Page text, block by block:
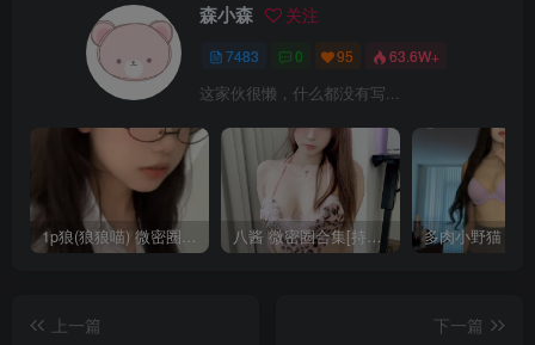
森小森 关注
7483 0 95 63.6W+
这家伙很懒，什么都没有写...
1p狼(狼狼喵) 微密圈/岛遇合集[持续更新2025.08.20] 八酱 微密圈合集[持续更新]
上一篇
下一篇